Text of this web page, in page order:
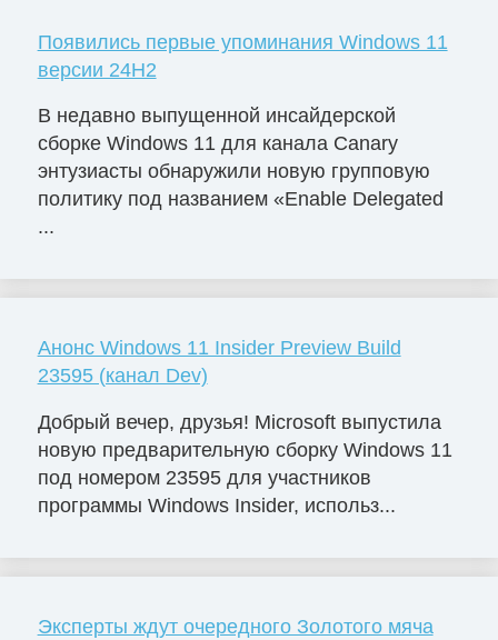
Появились первые упоминания Windows 11
версии 24H2
В недавно выпущенной инсайдерской
сборке Windows 11 для канала Canary
энтузиасты обнаружили новую групповую
политику под названием «Enable Delegated
...
Анонс Windows 11 Insider Preview Build
23595 (канал Dev)
Добрый вечер, друзья! Microsoft выпустила
новую предварительную сборку Windows 11
под номером 23595 для участников
программы Windows Insider, использ...
Эксперты ждут очередного Золотого мяча